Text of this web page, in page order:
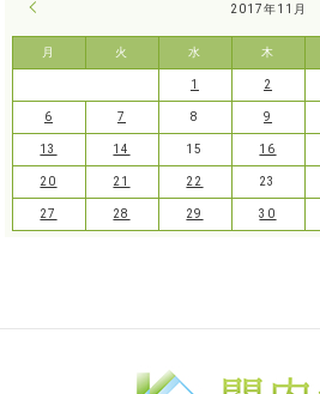
2017年11月
月 火 水 木
1 2
6 7 8 9
13 14 15 16
20 21 22 23
27 28 29 30